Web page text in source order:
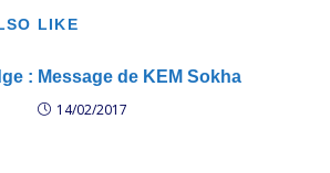
LIKE
: Message de KEM Sokha
14/02/2017